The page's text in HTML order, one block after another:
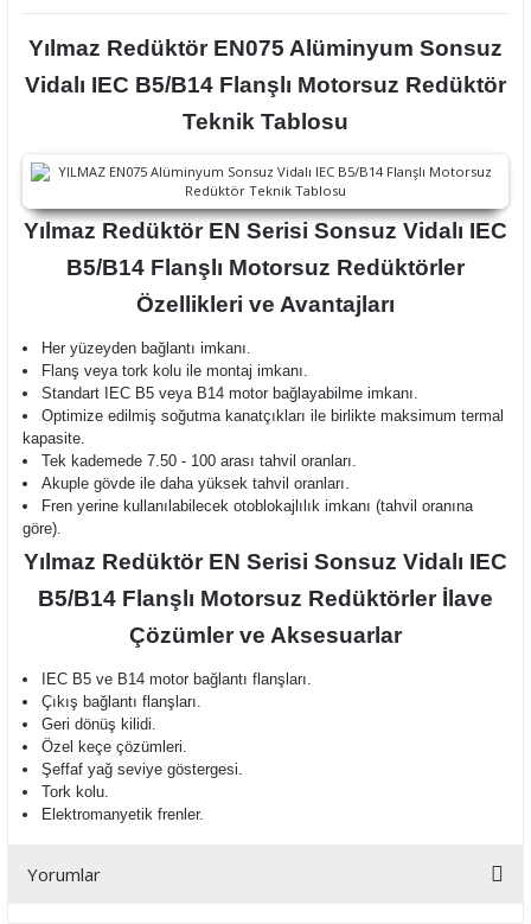
Yılmaz RedüktörEN075 Alüminyum Sonsuz
Vidalı IEC B5/B14 Flanşlı Motorsuz Redüktör
Teknik Tablosu
Yılmaz RedüktörEN Serisi Sonsuz Vidalı IEC
B5/B14 Flanşlı Motorsuz Redüktörler
Özellikleri ve Avantajları
Her yüzeyden bağlantı imkanı.
Flanş veya tork kolu ile montaj imkanı.
Standart IEC B5 veya B14 motor bağlayabilme imkanı.
Optimize edilmiş soğutma kanatçıkları ile birlikte maksimum termal
kapasite.
Tek kademede 7.50 - 100 arası tahvil oranları.
Akuple gövde ile daha yüksek tahvil oranları.
Fren yerine kullanılabilecek otoblokajlılık imkanı (tahvil oranına
göre).
Yılmaz RedüktörEN Serisi Sonsuz Vidalı IEC
B5/B14 Flanşlı Motorsuz Redüktörler İlave
Çözümler ve Aksesuarlar
IEC B5 ve B14 motor bağlantı flanşları.
Çıkış bağlantı flanşları.
Geri dönüş kilidi.
Özel keçe çözümleri.
Şeffaf yağ seviye göstergesi.
Tork kolu.
Elektromanyetik frenler.
Yorumlar